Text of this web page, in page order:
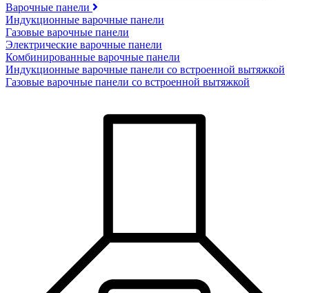
Варочные панели
Индукционные варочные панели
Газовые варочные панели
Электрические варочные панели
Комбинированные варочные панели
Индукционные варочные панели со встроенной вытяжкой
Газовые варочные панели со встроенной вытяжкой